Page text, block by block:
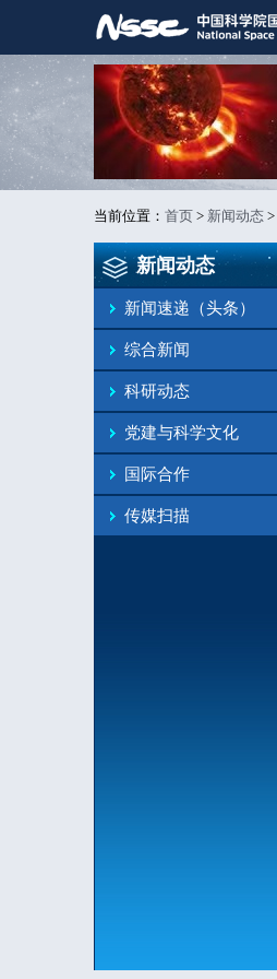
当前位置： 首页 > 新闻动态 >
新闻动态
新闻速递（头条）
综合新闻
科研动态
党建与科学文化
国际合作
传媒扫描